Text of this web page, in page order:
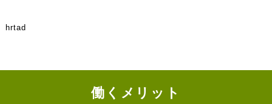
hrtad
働くメリット